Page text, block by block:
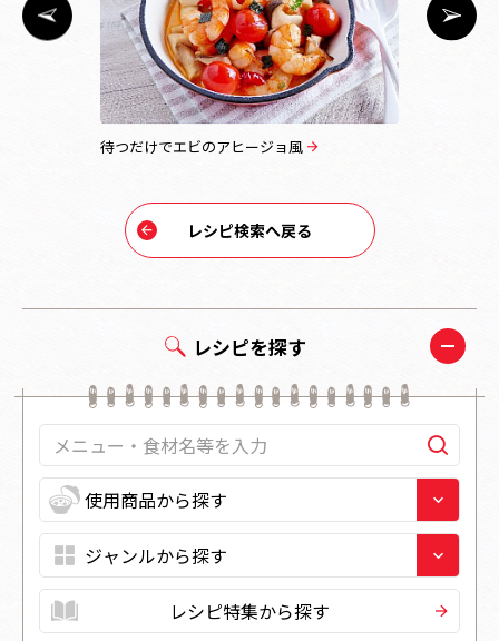
レシピを探す
レシピ特集から探す
待つだけでエビのアヒージョ風
レシピ検索へ戻る